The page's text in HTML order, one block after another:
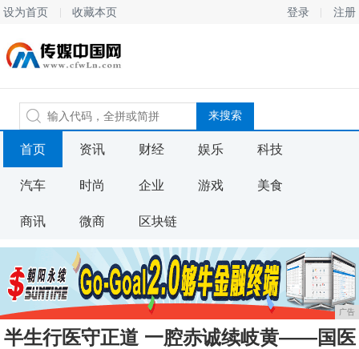
设为首页 收藏本页 登录 注册
首页 资讯 财经 娱乐 科技
汽车 时尚 企业 游戏 美食
商讯 微商 区块链
广告
半生行医守正道 一腔赤诚续岐黄——国医